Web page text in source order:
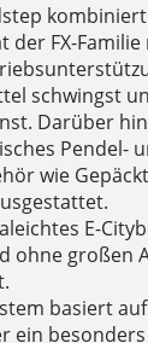
der FX-
schwingst
Darüber
Pendel-
wie
E-
ohne großen
basiert
ein